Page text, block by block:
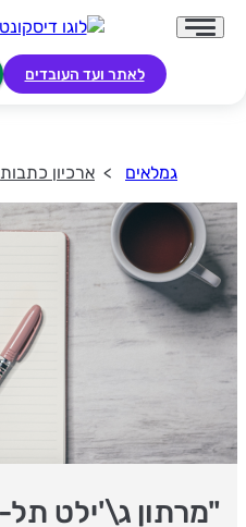
לאתר ועד העובדים
גמלאים ארכיון כתבות